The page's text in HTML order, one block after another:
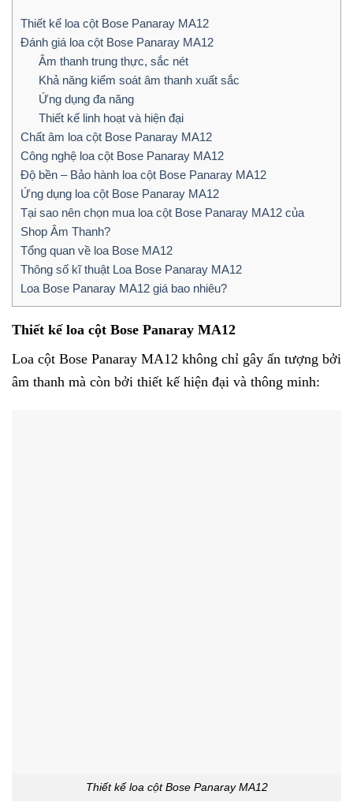
Thiết kế loa cột Bose Panaray MA12
Đánh giá loa cột Bose Panaray MA12
Âm thanh trung thực, sắc nét
Khả năng kiểm soát âm thanh xuất sắc
Ứng dụng đa năng
Thiết kế linh hoạt và hiện đại
Chất âm loa cột Bose Panaray MA12
Công nghệ loa cột Bose Panaray MA12
Độ bền – Bảo hành loa cột Bose Panaray MA12
Ứng dụng loa cột Bose Panaray MA12
Tại sao nên chọn mua loa cột Bose Panaray MA12 của
Shop Âm Thanh?
Tổng quan về loa Bose MA12
Thông số kĩ thuật Loa Bose Panaray MA12
Loa Bose Panaray MA12 giá bao nhiêu?
Thiết kế loa cột Bose Panaray MA12
Loa cột Bose Panaray MA12 không chỉ gây ấn tượng bởi
âm thanh mà còn bởi thiết kế hiện đại và thông minh:
Thiết kế loa cột Bose Panaray MA12